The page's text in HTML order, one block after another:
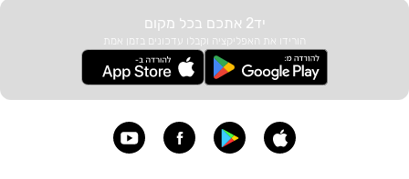
יד2 אתכם בכל מקום
הורידו את האפליקציה וקבלו עדכונים בזמן אמת